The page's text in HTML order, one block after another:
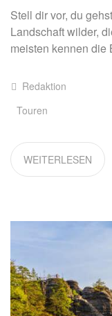
Stell dir vor, du
Landschaft wilder,
meisten kennen die
Redaktion
Touren
WEITERLESEN